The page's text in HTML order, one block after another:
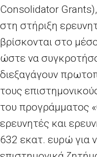
Consolidator
στη στήριξη
βρίσκονται στο
ώστε να
διεξαγάγουν
τους
του προγράμματος
ερευνητές και
632 εκατ. ευρώ για